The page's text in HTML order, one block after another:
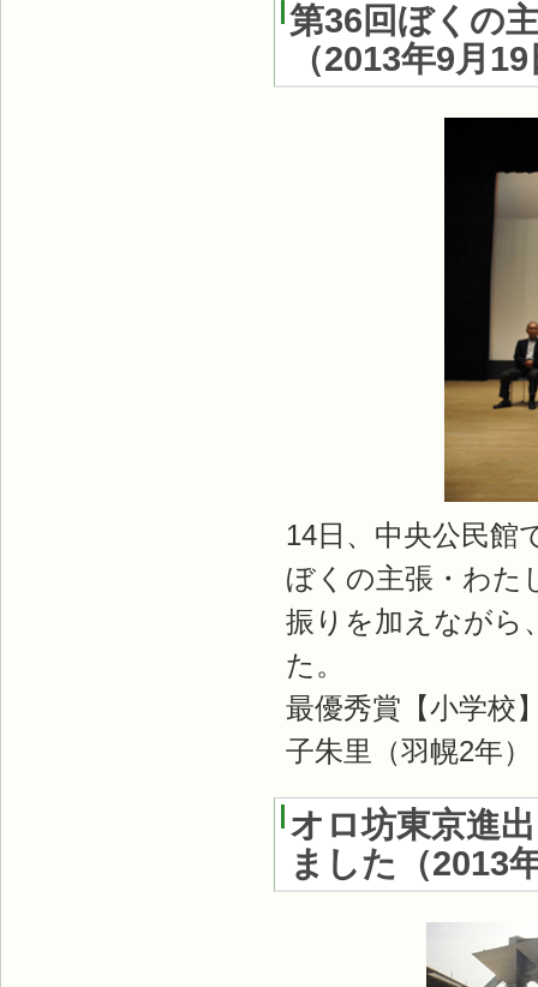
第36回ぼくの
（2013年9月19
14日、中央公民館
ぼくの主張・わた
振りを加えながら
た。
最優秀賞【小学校
子朱里（羽幌2年
オロ坊東京進
ました （2013